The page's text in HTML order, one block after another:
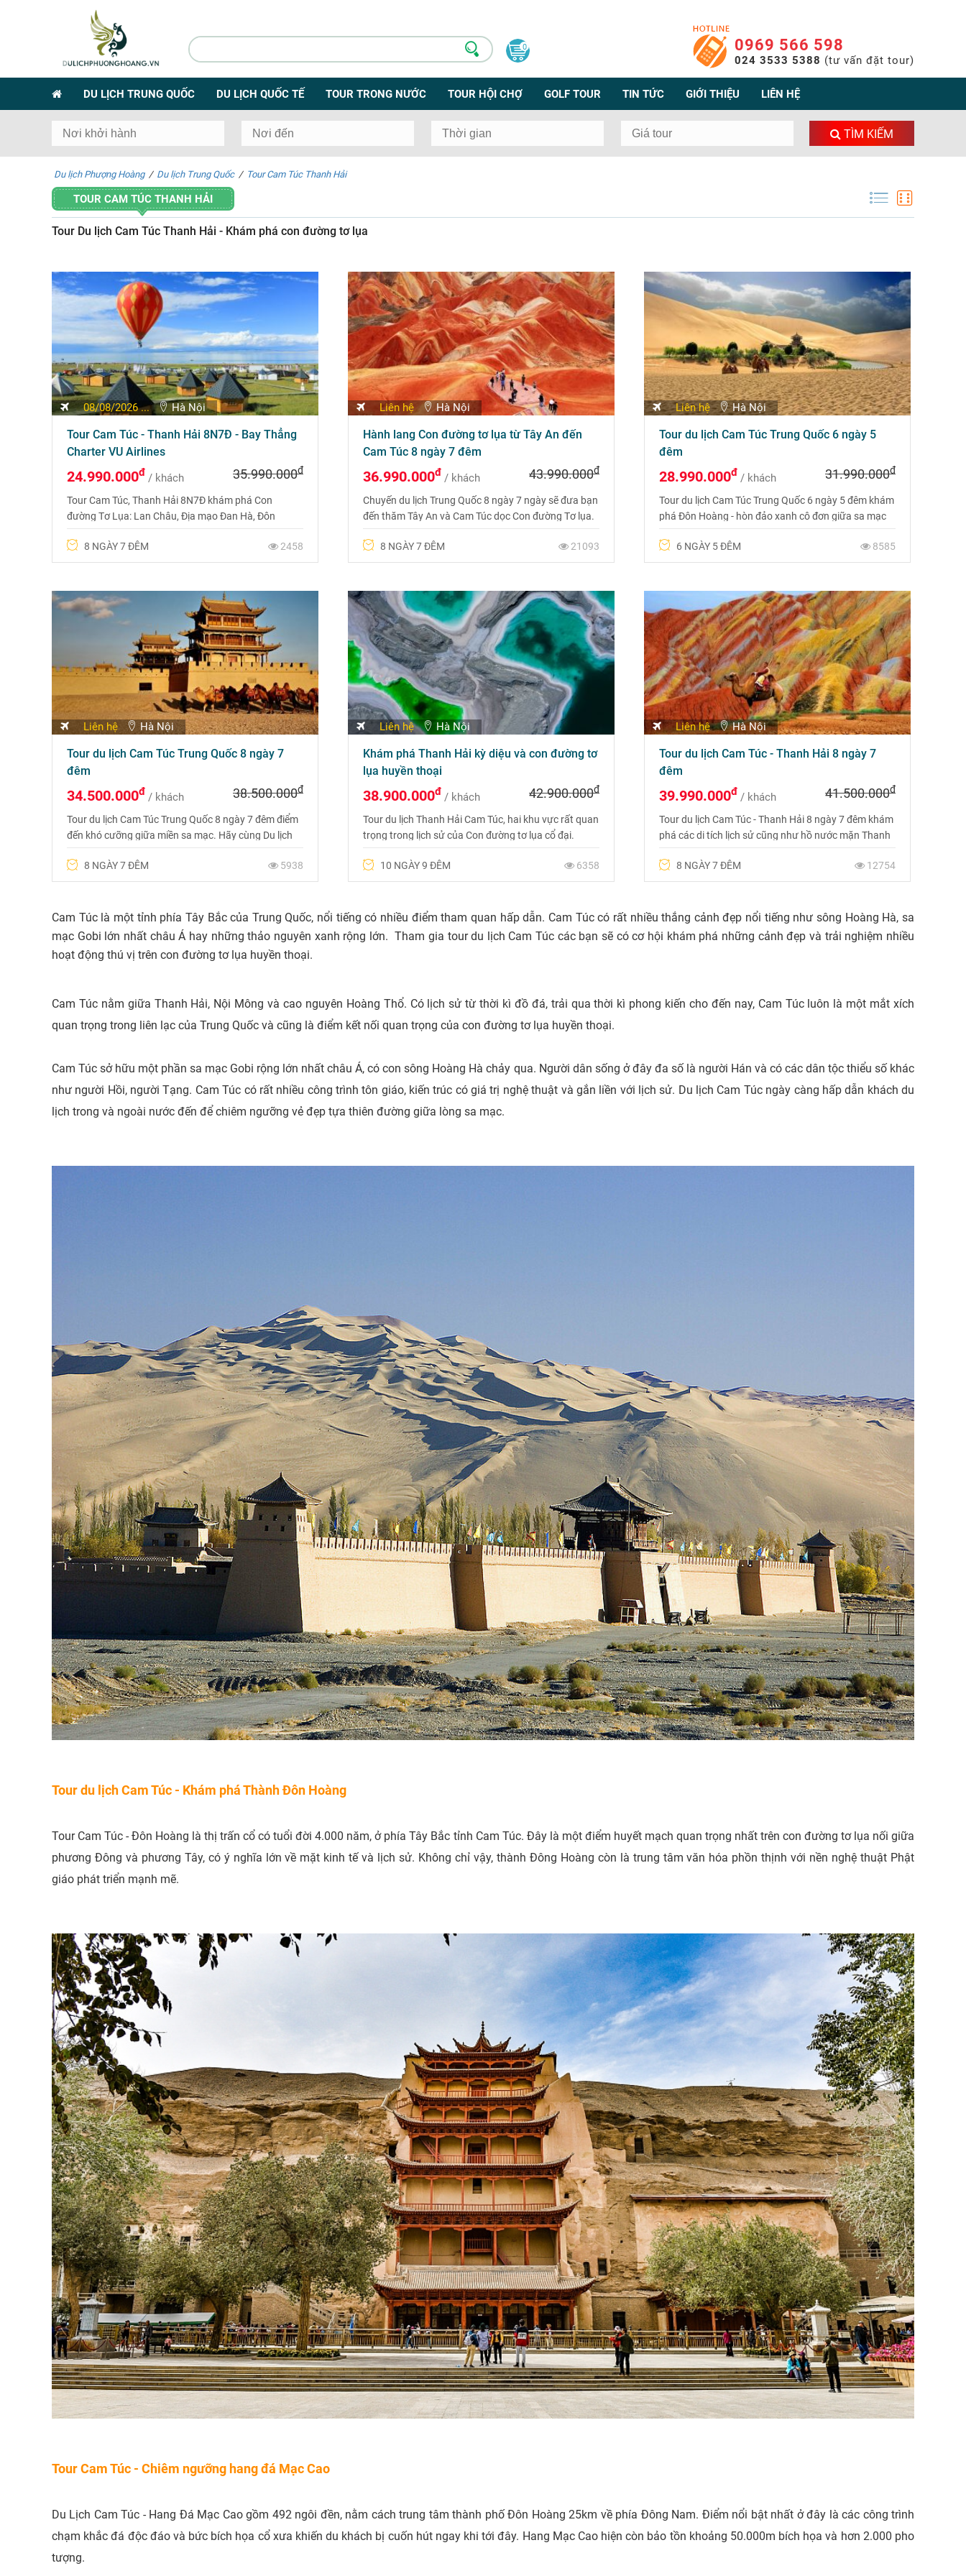
0 0969 566 598
024 3533 5388 (tư vấn đặt tour)
DU LỊCH TRUNG QUỐC DU LỊCH QUỐC TẾ TOUR TRONG NƯỚC TOUR HỘI CHỢ GOLF TOUR TIN TỨC GIỚI THIỆU LIÊN HỆ
TÌM KIẾM
Du lịch Phượng Hoàng / Du lịch Trung Quốc / Tour Cam Túc Thanh Hải
TOUR CAM TÚC THANH HẢI
Tour Du lịch Cam Túc Thanh Hải - Khám phá con đường tơ lụa
08/08/2026 ... Hà Nội
Tour Cam Túc - Thanh Hải 8N7Đ - Bay Thẳng
Charter VU Airlines
24.990.000đ / khách 35.990.000đ
Tour Cam Túc, Thanh Hải 8N7Đ khám phá Con
đường Tơ Lụa: Lan Châu, Địa mạo Đan Hà, Đôn
Hải. Bay thẳng Charter VU Airlines.
8 NGÀY 7 ĐÊM 2458
Liên hệ Hà Nội
Hành lang Con đường tơ lụa từ Tây An đến
Cam Túc 8 ngày 7 đêm
36.990.000đ / khách 43.990.000đ
Chuyến du lịch Trung Quốc 8 ngày 7 ngày sẽ đưa bạn
đến thăm Tây An và Cam Túc dọc Con đường Tơ lụa.
nhất.8 NGÀY 7 ĐÊM 21093
Liên hệ Hà Nội
Tour du lịch Cam Túc Trung Quốc 6 ngày 5
đêm
28.990.000đ / khách 31.990.000đ
Tour du lịch Cam Túc Trung Quốc 6 ngày 5 đêm khám
phá Đôn Hoàng - hòn đảo xanh cô đơn giữa sa mạc
Trương Dịch là một công viên địa chất gần thành phố
Trương Dịch, tỉnh Cam Túc phía tây bắc của Trung
6 NGÀY 5 ĐÊM 8585
Liên hệ Hà Nội
Tour du lịch Cam Túc Trung Quốc 8 ngày 7
đêm
34.500.000đ / khách 38.500.000đ
Tour du lịch Cam Túc Trung Quốc 8 ngày 7 đêm điểm
đến khó cưỡng giữa miền sa mạc. Hãy cùng Du lịch
với giá ưu đãi nhất nhé
8 NGÀY 7 ĐÊM 5938
Liên hệ Hà Nội
Khám phá Thanh Hải kỳ diệu và con đường tơ
lụa huyền thoại
38.900.000đ / khách 42.900.000đ
Tour du lịch Thanh Hải Cam Túc, hai khu vực rất quan
trọng trong lịch sử của Con đường tơ lụa cổ đại.
2024. Liên hệ ngay với Du Lịch Phượng Hoàng để
được tư vấn. Hotline: 0975 699 988
10 NGÀY 9 ĐÊM 6358
Liên hệ Hà Nội
Tour du lịch Cam Túc - Thanh Hải 8 ngày 7
đêm
39.990.000đ / khách 41.500.000đ
Tour du lịch Cam Túc - Thanh Hải 8 ngày 7 đêm khám
phá các di tích lịch sử cũng như hồ nước mặn Thanh
Du lịch Phượng Hoàng để được tư vấn Miễn Phí nhé
8 NGÀY 7 ĐÊM 12754
Cam Túc là một tỉnh phía Tây Bắc của Trung Quốc, nổi tiếng có nhiều điểm tham quan hấp dẫn. Cam Túc có rất nhiều thắng cảnh đẹp nổi tiếng như sông Hoàng Hà, sa
mạc Gobi lớn nhất châu Á hay những thảo nguyên xanh rộng lớn. Tham gia tour du lịch Cam Túc các bạn sẽ có cơ hội khám phá những cảnh đẹp và trải nghiệm nhiều
hoạt động thú vị trên con đường tơ lụa huyền thoại.
Cam Túc nằm giữa Thanh Hải, Nội Mông và cao nguyên Hoàng Thổ. Có lịch sử từ thời kì đồ đá, trải qua thời kì phong kiến cho đến nay, Cam Túc luôn là một mắt xích
quan trọng trong liên lạc của Trung Quốc và cũng là điểm kết nối quan trọng của con đường tơ lụa huyền thoại.
Cam Túc sở hữu một phần sa mạc Gobi rộng lớn nhất châu Á, có con sông Hoàng Hà chảy qua. Người dân sống ở đây đa số là người Hán và có các dân tộc thiểu số khác
như người Hồi, người Tạng. Cam Túc có rất nhiều công trình tôn giáo, kiến trúc có giá trị nghệ thuật và gắn liền với lịch sử. Du lịch Cam Túc ngày càng hấp dẫn khách du
lịch trong và ngoài nước đến để chiêm ngưỡng vẻ đẹp tựa thiên đường giữa lòng sa mạc.
Tour du lịch Cam Túc - Khám phá Thành Đôn Hoàng
Tour Cam Túc - Đôn Hoàng là thị trấn cổ có tuổi đời 4.000 năm, ở phía Tây Bắc tỉnh Cam Túc. Đây là một điểm huyết mạch quan trọng nhất trên con đường tơ lụa nối giữa
phương Đông và phương Tây, có ý nghĩa lớn về mặt kinh tế và lịch sử. Không chỉ vậy, thành Đông Hoàng còn là trung tâm văn hóa phồn thịnh với nền nghệ thuật Phật
giáo phát triển mạnh mẽ.
Tour Cam Túc - Chiêm ngưỡng hang đá Mạc Cao
Du Lịch Cam Túc - Hang Đá Mạc Cao gồm 492 ngôi đền, nằm cách trung tâm thành phố Đôn Hoàng 25km về phía Đông Nam. Điểm nổi bật nhất ở đây là các công trình
chạm khắc đá độc đáo và bức bích họa cổ xưa khiến du khách bị cuốn hút ngay khi tới đây. Hang Mạc Cao hiện còn bảo tồn khoảng 50.000m bích họa và hơn 2.000 pho
tượng.